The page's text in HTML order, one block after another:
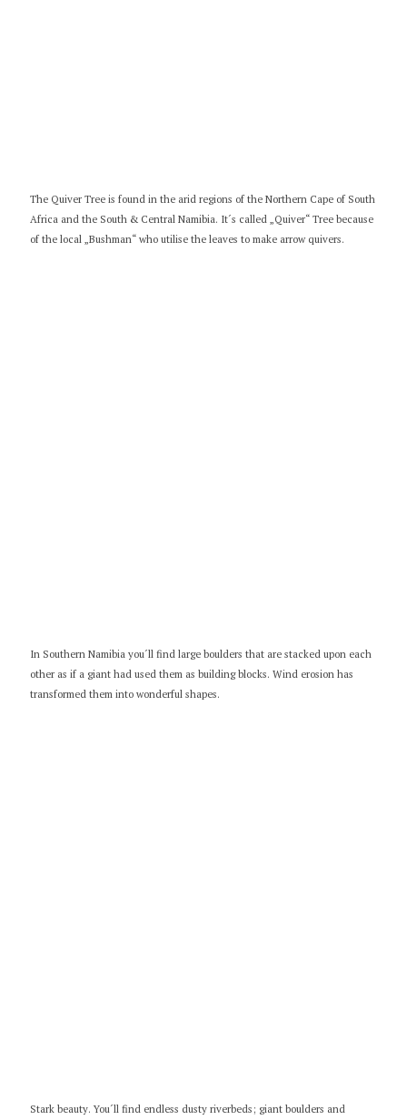
The Quiver Tree is found in the arid regions of the Northern Cape of South
Africa and the South & Central Namibia. It´s called „Quiver“ Tree because
of the local „Bushman“ who utilise the leaves to make arrow quivers.
In Southern Namibia you´ll find large boulders that are stacked upon each
other as if a giant had used them as building blocks. Wind erosion has
transformed them into wonderful shapes.
Stark beauty. You´ll find endless dusty riverbeds; giant boulders and